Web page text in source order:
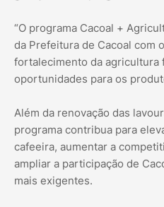
“O programa Cacoal +
da Prefeitura de Cacoal com
fortalecimento da agricultura
oportunidades para os
Além da renovação das
programa contribua para
cafeeira, aumentar a
ampliar a participação de
mais exigentes.